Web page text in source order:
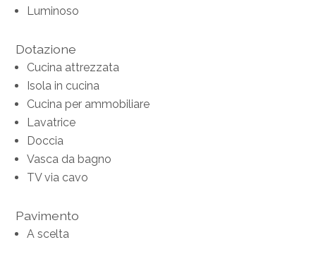
Luminoso
Dotazione
Cucina attrezzata
Isola in cucina
Cucina per ammobiliare
Lavatrice
Doccia
Vasca da bagno
TV via cavo
Pavimento
A scelta